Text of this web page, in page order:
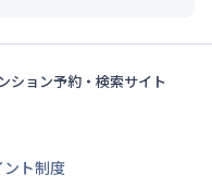
ション予約・検索サイト
ント制度